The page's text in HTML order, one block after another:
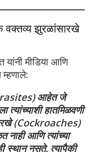
वक्तव्य झुरळांसारखे
यांनी मीडिया आणि
म्हणाले:
आहेत जे
त्यांच्याशी हातमिळवणी
(Cockroaches)
नाही आणि त्यांच्या
स्थान नसते. त्यापैकी